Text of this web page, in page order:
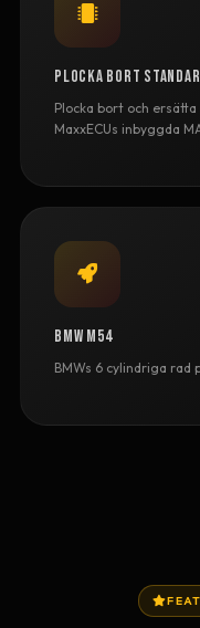
Plocka bort
Plocka bort och
MaxxECUs inbyggda
BMW M54
BMWs 6 cylindriga